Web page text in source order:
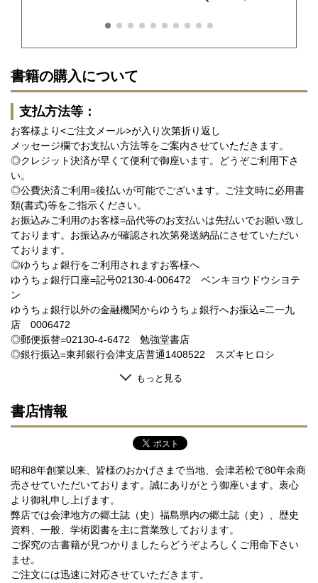
書籍の購入について
支払方法等：
お客様より<ご注文メール>が入り次第折り返し
メッセージ欄でお支払い方法等をご案内させていただきます。
◎クレジット決済が早くて便利で御座います。どうぞご利用下さ
い。
◎公費決済ご利用=後払いが可能でございます。ご注文時に必用書
類(書式)等をご指示ください。
お振込みご利用のお客様=品代等のお支払いは先払いでお願い致し
ております。お振込みが確認され次第発送納品にさせていただい
ております。
◎ゆうちょ銀行をご利用されますお客様へ
ゆうちょ銀行口座=記号02130-4-006472 ベンキヨウドウシヨテ
ン
ゆうちょ銀行以外の金融機関からゆうちょ銀行へお振込=二一九
店 0006472
◎郵便振替=02130-4-6472 勉強堂書店
◎銀行振込=東邦銀行会津支店普通1408522 スズキヒロシ
もっと見る
書店情報
昭和8年創業以来、皆様のおかげさまで当地、会津若松で80年余商
売させていただいております。誠にありがとう御座います。衷心
より御礼申し上げます。
弊店では会津地方の郷土誌（史）福島県内の郷土誌（史）、歴史
資料、一般、学術図書を主に営業致しております。
ご探究の古書籍が見つかりましたらどうぞよろしくご用命下さい
ませ。
ご注文には迅速に対応させていただきます。